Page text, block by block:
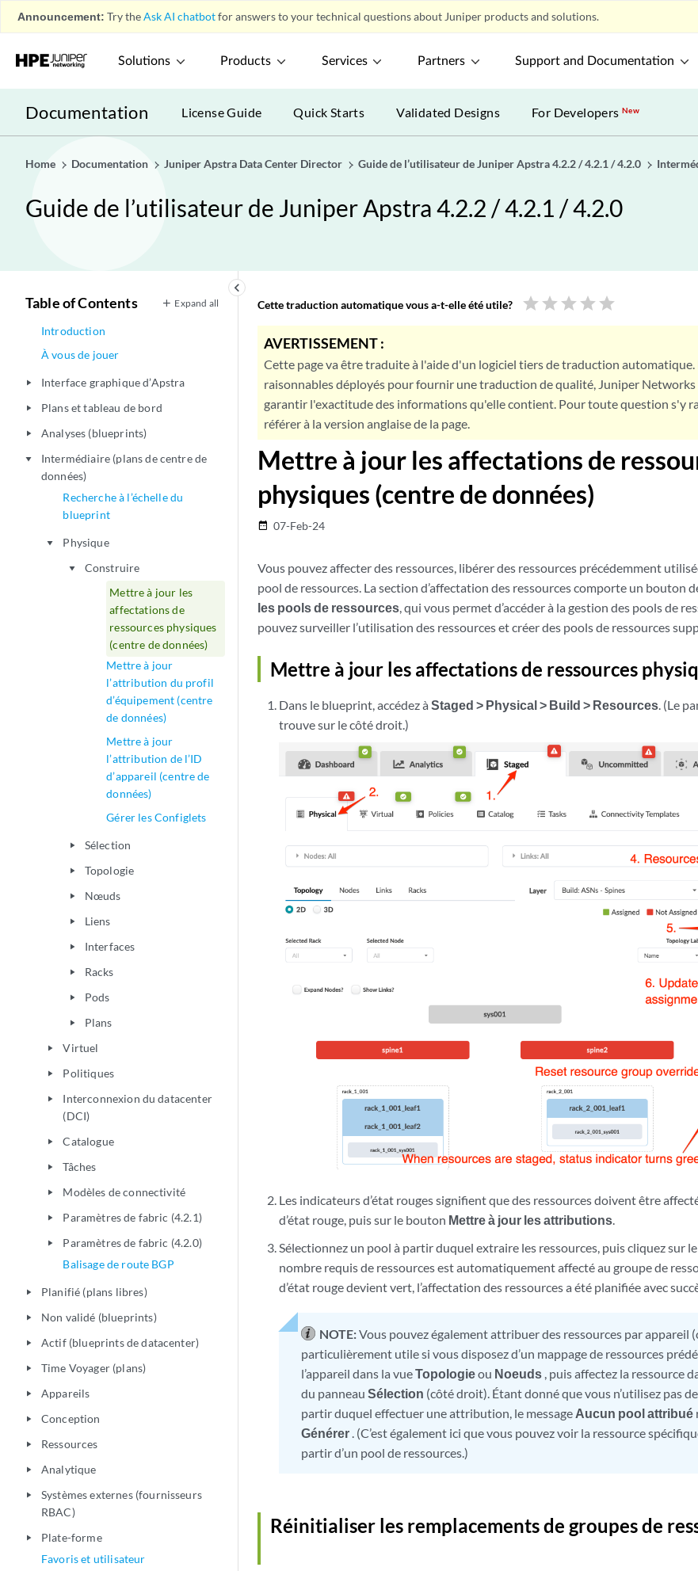
Announcement: Try theAsk AI chatbotfor answers to your technical questions about Juniper products and solutions.
Solutions Products Services Partners Support and Documentation
Documentation License Guide Quick Starts Validated Designs For DevelopersNew
Home Documentation Juniper Apstra Data Center Director Guide de l’utilisateur de Juniper Apstra 4.2.2 / 4.2.1 / 4.2.0
Guide de l’utilisateur de Juniper Apstra 4.2.2 / 4.2.1 / 4.2.0
keyboard_arrow_left
Table of Contents Expand all
Introduction
À vous de jouer
play_arrow Interface graphique d’Apstra
play_arrow Plans et tableau de bord
play_arrow Analyses (blueprints)
play_arrow
Intermédiaire (plans de centre de
données)
Recherche à l’échelle du
blueprint
play_arrow Physique
play_arrow
Construire
Mettre à jour les
affectations de
ressources physiques
(centre de données)
Mettre à jour
l’attribution du profil
d’équipement (centre
de données)
Mettre à jour
l’attribution de l’ID
d’appareil (centre de
données)
Gérer les Configlets
play_arrow Sélection
play_arrow Topologie
play_arrow Nœuds
play_arrow Liens
play_arrow Interfaces
play_arrow Racks
play_arrow Pods
play_arrow Plans
play_arrow Virtuel
play_arrow Politiques
play_arrow
Interconnexion du datacenter
(DCI)
play_arrow Catalogue
play_arrow Tâches
play_arrow Modèles de connectivité
play_arrow Paramètres de fabric (4.2.1)
play_arrow
Paramètres de fabric (4.2.0)
Balisage de route BGP
play_arrow Planifié (plans libres)
play_arrow Non validé (blueprints)
play_arrow Actif (blueprints de datacenter)
play_arrow Time Voyager (plans)
play_arrow Appareils
play_arrow Conception
play_arrow Ressources
play_arrow Analytique
play_arrow
Systèmes externes (fournisseurs
RBAC)
play_arrow
Plate-forme
Favoris et utilisateur
Cette traduction automatique vous a-t-elle été utile? star star star star star
AVERTISSEMENT :
Cette page va être traduite à l'aide d'un logiciel tiers de traduction
raisonnables déployés pour fournir une traduction de qualité, Juniper Networks
garantir l'exactitude des informations qu'elle contient. Pour toute question s'y
référer à la version anglaise de la page.
Mettre à jour les affectations de
physiques (centre de données)
date_range 07-Feb-24
Vous pouvez affecter des ressources, libérer des ressources précédemment
pool de ressources. La section d’affectation des ressources comporte un bouton
les pools de ressources, qui vous permet d’accéder à la gestion des pools de
pouvez surveiller l’utilisation des ressources et créer des pools de ressources
Mettre à jour les affectations de ressources
Dans le blueprint, accédez àStaged > Physical > Build > Resources. (Le
trouve sur le côté droit.)
Les indicateurs d’état rouges signifient que des ressources doivent être
d’état rouge, puis sur le bouton Mettre à jour les attributions.
Sélectionnez un pool à partir duquel extraire les ressources, puis cliquez sur
nombre requis de ressources est automatiquement affecté au groupe de
d’état rouge devient vert, l’affectation des ressources a été planifiée avec
NOTE:Vous pouvez également attribuer des ressources par appareil
particulièrement utile si vous disposez d’un mappage de ressources
l’appareil dans la vueTopologieou Noeuds , puis affectez la ressource
du panneauSélection (côté droit). Étant donné que vous n’utilisez pas
partir duquel effectuer une attribution, le message Aucun pool attribué
Générer . (C’est également ici que vous pouvez voir la ressource
partir d’un pool de ressources.)
Réinitialiser les remplacements de groupes de